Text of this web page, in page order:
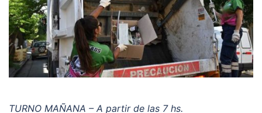
TURNO MAÑANA – A partir de las 7 hs.